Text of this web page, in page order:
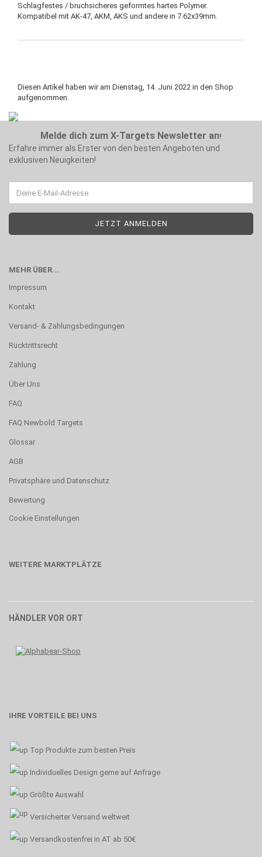
Schlagfestes / bruchsicheres geformtes hartes Polymer.
Kompatibel mit AK-47, AKM, AKS und andere in 7.62x39mm.
Diesen Artikel haben wir am Dienstag, 14. Juni 2022 in den Shop
aufgenommen.
Melde dich zum X-Targets Newsletter an!
Erfahre immer als Erster von den besten Angeboten und
exklusiven Neuigkeiten!
MEHR ÜBER...
Impressum
Kontakt
Versand- & Zahlungsbedingungen
Rücktrittsrecht
Zahlung
Über Uns
FAQ
FAQ Newbold Targets
Glossar
AGB
Privatsphäre und Datenschutz
Bewertung
Cookie Einstellungen
WEITERE MARKTPLÄTZE
HÄNDLER VOR ORT
IHRE VORTEILE BEI UNS
Top Produkte zum besten Preis
Individuelles Design gerne auf Anfrage
Größte Auswahl
Versicherter Versand weltweit
Versandkostenfrei in AT ab 50€